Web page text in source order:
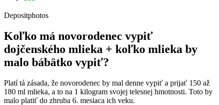
Depositphotos
Koľko má novorodenec vypiť
dojčenského mlieka + koľko mlieka by
malo bábätko vypiť?
Platí tá zásada, že novorodenec by mal denne vypiť a prijať 150 až
180 ml mlieka, a to na 1 kilogram svojej telesnej hmotnosti. Toto by
malo platiť do zhruba 6. mesiaca ich veku.